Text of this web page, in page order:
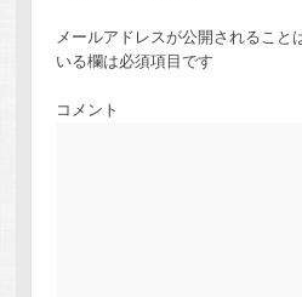
メールアドレスが公開されること
いる欄は必須項目です
コメント